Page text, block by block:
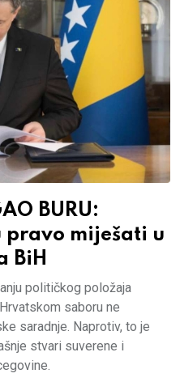
BURU:
pravo miješati u
BiH
političkog položaja
saboru ne
saradnje. Naprotiv, to je
stvari suverene i